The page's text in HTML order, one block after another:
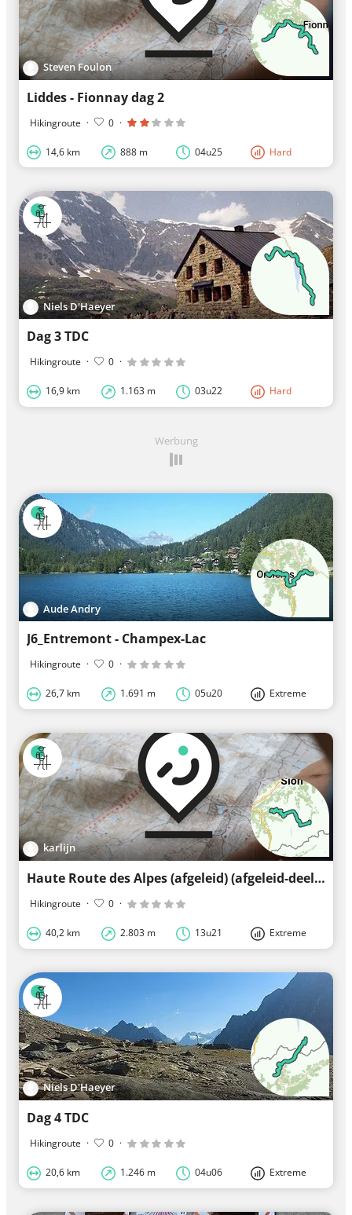
Steven Foulon
Liddes - Fionnay dag 2
Hikingroute · 0 ·
14,6 km 888 m 04u25 Hard
Niels D'Haeyer
Dag 3 TDC
Hikingroute · 0 ·
16,9 km 1.163 m 03u22 Hard
Werbung
Aude Andry
J6_Entremont - Champex-Lac
Hikingroute · 0 ·
26,7 km 1.691 m 05u20 Extreme
karlijn
Haute Route des Alpes (afgeleid) (afgeleid-deel 1)
Hikingroute · 0 ·
40,2 km 2.803 m 13u21 Extreme
Niels D'Haeyer
Dag 4 TDC
Hikingroute · 0 ·
20,6 km 1.246 m 04u06 Extreme